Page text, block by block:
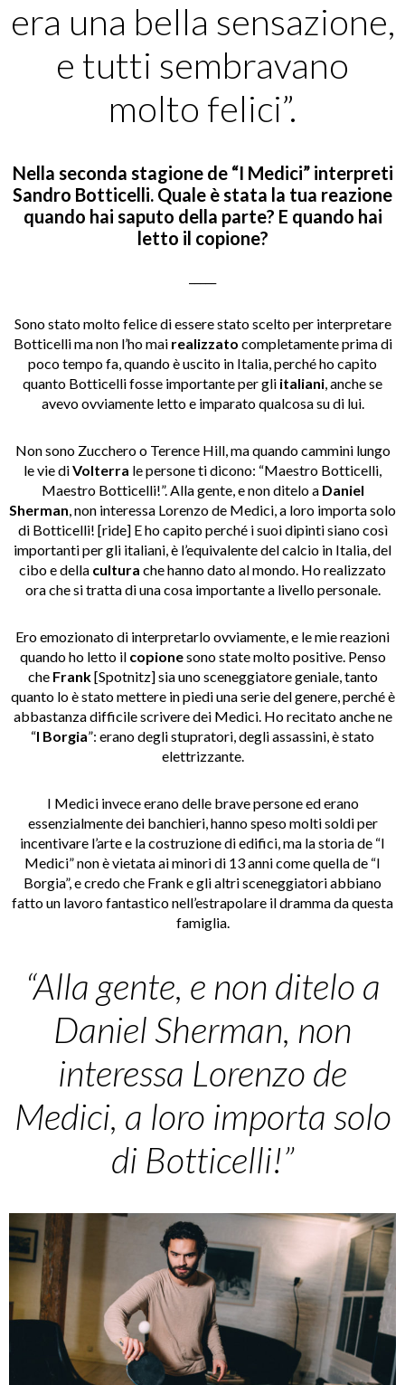
era una bella sensazione,
e tutti sembravano
molto felici”.
Nella seconda stagione de “I Medici” interpreti
Sandro Botticelli. Quale è stata la tua reazione
quando hai saputo della parte? E quando hai
letto il copione?
Sono stato molto felice di essere stato scelto per interpretare
Botticelli ma non l’ho mai realizzato completamente prima di
poco tempo fa, quando è uscito in Italia, perché ho capito
quanto Botticelli fosse importante per gli italiani, anche se
avevo ovviamente letto e imparato qualcosa su di lui.
Non sono Zucchero o Terence Hill, ma quando cammini lungo
le vie diVolterra le persone ti dicono: “Maestro Botticelli,
Maestro Botticelli!”. Alla gente, e non ditelo a Daniel
Sherman, non interessa Lorenzo de Medici, a loro importa solo
di Botticelli! [ride] E ho capito perché i suoi dipinti siano così
importanti per gli italiani, è l’equivalente del calcio in Italia, del
cibo e della cultura che hanno dato al mondo. Ho realizzato
ora che si tratta di una cosa importante a livello personale.
Ero emozionato di interpretarlo ovviamente, e le mie reazioni
quando ho letto il copionesono state molto positive. Penso
che Frank[Spotnitz] sia uno sceneggiatore geniale, tanto
quanto lo è stato mettere in piedi una serie del genere, perché è
abbastanza difficile scrivere dei Medici. Ho recitato anche ne
“I Borgia”: erano degli stupratori, degli assassini, è stato
elettrizzante.
I Medici invece erano delle brave persone ed erano
essenzialmente dei banchieri, hanno speso molti soldi per
incentivare l’arte e la costruzione di edifici, ma la storia de “I
Medici” non è vietata ai minori di 13 anni come quella de “I
Borgia”, e credo che Frank e gli altri sceneggiatori abbiano
fatto un lavoro fantastico nell’estrapolare il dramma da questa
famiglia.
“Alla gente, e non ditelo a
Daniel Sherman, non
interessa Lorenzo de
Medici, a loro importa solo
di Botticelli!”